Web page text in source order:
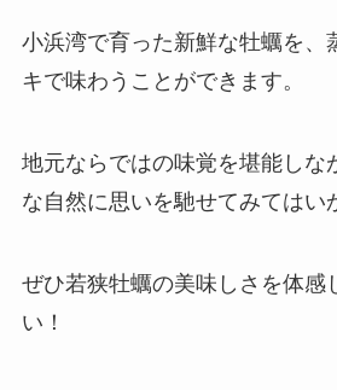
小浜湾で育った新鮮な牡蠣を、
キで味わうことができます。
地元ならではの味覚を堪能しな
な自然に思いを馳せてみてはい
ぜひ若狭牡蠣の美味しさを体感
い！